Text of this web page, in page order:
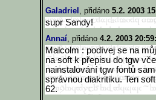
Galadriel , přidáno 5.2. 2003
supr Sandy!
Annaí, přidáno 4.2. 2003
Malcolm : podívej se na
na soft k přepisu do tgw
nainstalování tgw fontů
správnou diakritiku. Ten
62.